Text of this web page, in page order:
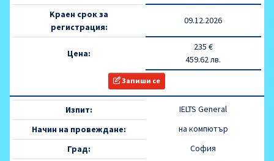
Kраен срок за
регистрация:
09.12.2026
Цена:
235 €
459.62 лв.
Запиши се
Изпит:
IELTS General
Начин на провеждане:
на компютър
Град:
София